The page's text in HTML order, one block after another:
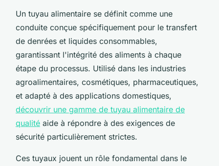
Un tuyau alimentaire se définit comme une
conduite conçue spécifiquement pour le transfert
de denrées et liquides consommables,
garantissant l'intégrité des aliments à chaque
étape du processus. Utilisé dans les industries
agroalimentaires, cosmétiques, pharmaceutiques,
et adapté à des applications domestiques,
découvrir une gamme de tuyau alimentaire de
qualité aide à répondre à des exigences de
sécurité particulièrement strictes.
Ces tuyaux jouent un rôle fondamental dans le